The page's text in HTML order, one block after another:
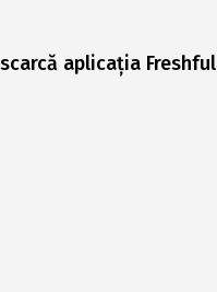
aplicația Freshful